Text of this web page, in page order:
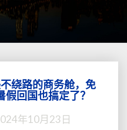
绕路的商务舱，免
回国也搞定了？
年10月23日